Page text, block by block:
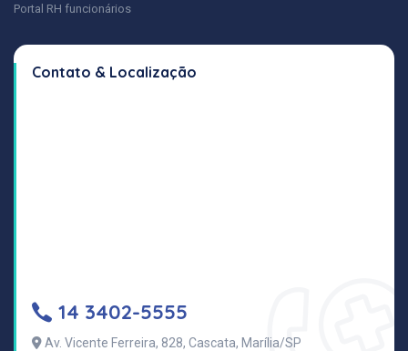
Portal RH funcionários
Contato & Localização
14 3402-5555
Av. Vicente Ferreira, 828, Cascata, Marília/SP